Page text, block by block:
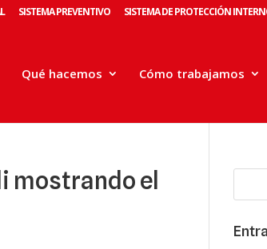
SISTEMA PREVENTIVO SISTEMA DE PROTECCIÓN
Qué hacemos Cómo trabajamos
mostrando el